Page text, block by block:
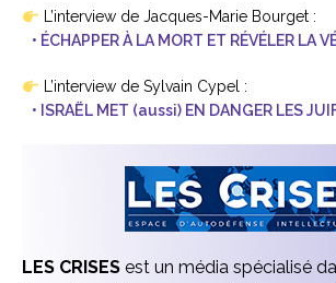
L’interview de Jacques-Marie Bourget :
• ÉCHAPPER À LA MORT ET RÉVÉLER LA
L’interview de Sylvain Cypel :
• ISRAËL MET (aussi) EN DANGER LES
LES CRISES est un média spécialisé